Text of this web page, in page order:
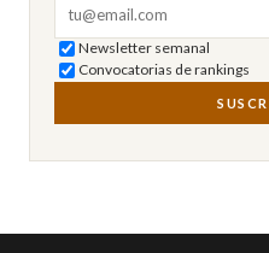
Newsletter semanal
Convocatorias de rankings